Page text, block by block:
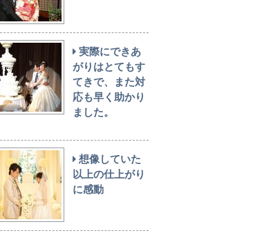
実際にできあ
がりはとてもす
てきで、また対
応も早く助かり
ました。
想像していた
以上の仕上がり
に感動